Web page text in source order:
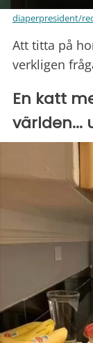
diaperpresident/
Att titta på
verkligen
En katt
världen...